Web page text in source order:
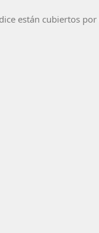
están cubiertos